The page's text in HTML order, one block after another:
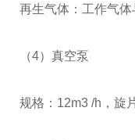
再生气体：工作气体
（4）真空泵
规格： 12m3 /h ，旋